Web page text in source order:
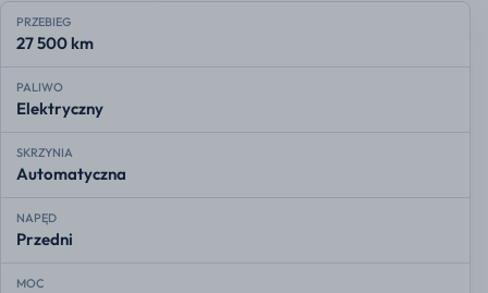
PRZEBIEG
27 500 km
PALIWO
Elektryczny
SKRZYNIA
Automatyczna
NAPĘD
Przedni
MOC